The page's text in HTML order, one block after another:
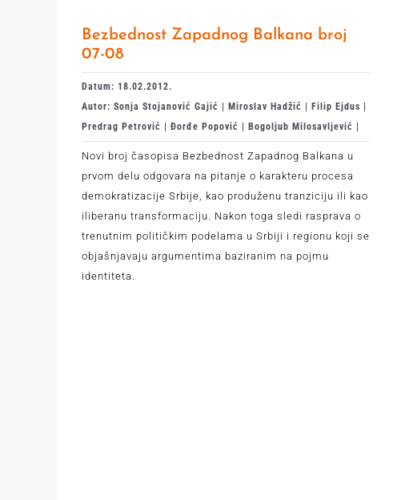
Bezbednost Zapadnog Balkana broj
07-08
Datum: 18.02.2012.
Autor: Sonja Stojanović Gajić | Miroslav Hadžić | Filip Ejdus |
Predrag Petrović | Đorđe Popović | Bogoljub Milosavljević |
Novi broj časopisa Bezbednost Zapadnog Balkana u
prvom delu odgovara na pitanje o karakteru procesa
demokratizacije Srbije, kao produženu tranziciju ili kao
iliberanu transformaciju. Nakon toga sledi rasprava o
trenutnim političkim podelama u Srbiji i regionu koji se
objašnjavaju argumentima baziranim na pojmu
identiteta.